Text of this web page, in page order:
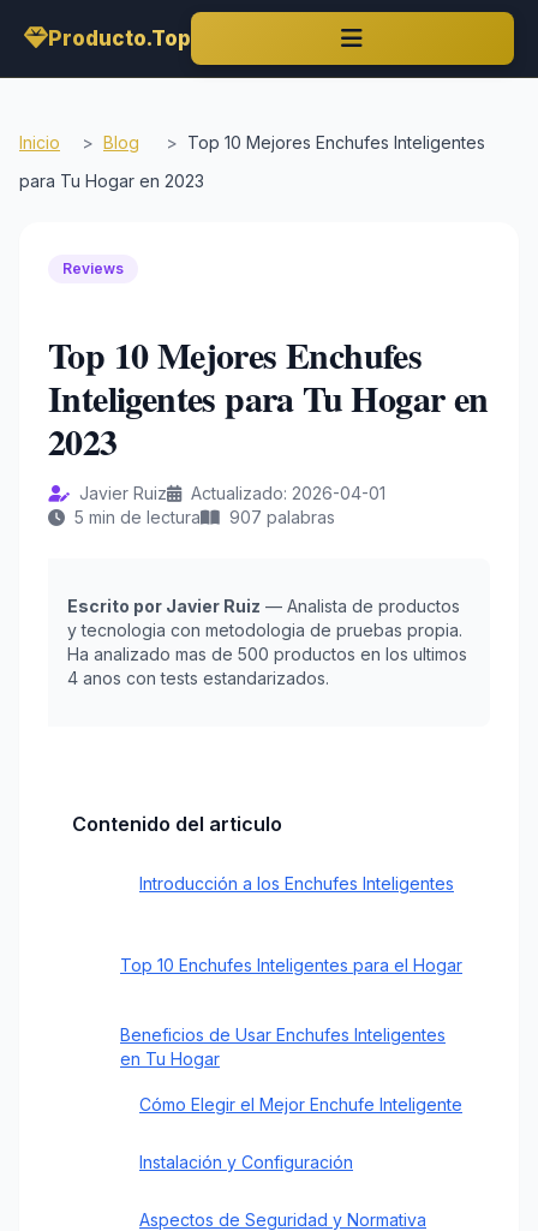
Producto.Top
Inicio > Blog > Top 10 Mejores Enchufes Inteligentes
para Tu Hogar en 2023
Reviews
Top 10 Mejores Enchufes
Inteligentes para Tu Hogar en
2023
Javier Ruiz
Actualizado: 2026-04-01
5 min de lectura
907 palabras
Escrito por Javier Ruiz — Analista de productos
y tecnologia con metodologia de pruebas propia.
Ha analizado mas de 500 productos en los ultimos
4 anos con tests estandarizados.
Contenido del articulo
Introducción a los Enchufes Inteligentes
Top 10 Enchufes Inteligentes para el Hogar
Beneficios de Usar Enchufes Inteligentes
en Tu Hogar
Cómo Elegir el Mejor Enchufe Inteligente
Instalación y Configuración
Aspectos de Seguridad y Normativa